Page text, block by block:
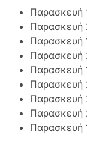
Παρασκευή
Παρασκευή
Παρασκευή
Παρασκευή
Παρασκευή
Παρασκευή
Παρασκευή
Παρασκευή
Παρασκευή